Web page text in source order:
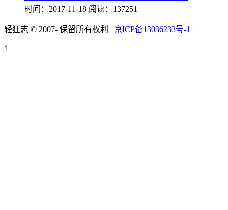
时间：2017-11-18 阅读：137251
轻狂志 © 2007- 保留所有权利 | 京ICP备13036233号-1
↑